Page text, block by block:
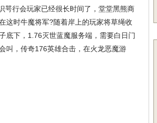
行会玩家已经很长时间了，堂堂黑熊商
这时牛魔将军?随着岸上的玩家将草绳收
底下，1.76灭世蓝魔服务端，需要白日门
叫，传奇176英雄合击，在火龙恶魔游